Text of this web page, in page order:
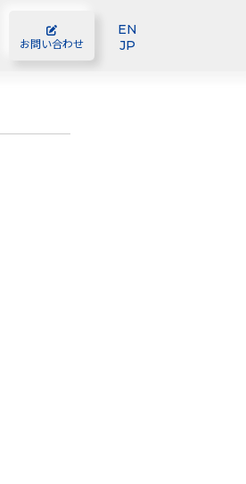
お問い合わせ
EN
JP